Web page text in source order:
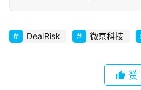
牌
投稿
DealRisk 微京科技
赞